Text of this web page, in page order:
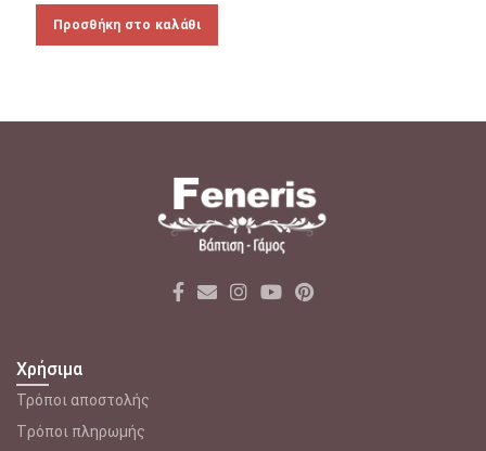
Προσθήκη στο καλάθι
Χρήσιμα
Τρόποι αποστολής
Tρόποι πληρωμής